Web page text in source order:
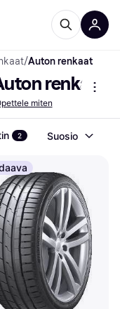
/Auton renkaat
renkaat
miten
2 Suosio